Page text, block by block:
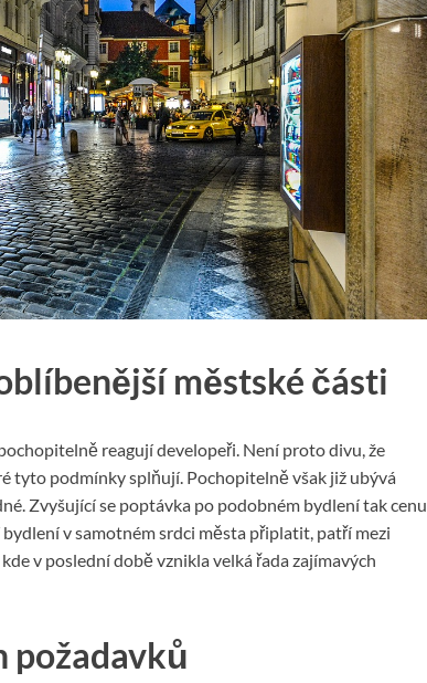
městské části
reagují developeři. Není proto divu, že
tyto podmínky splňují. Pochopitelně však již ubývá
Zvyšující se poptávka po podobném bydlení tak cenu
v samotném srdci města připlatit, patří mezi
v poslední době vznikla velká řada zajímavých
požadavků